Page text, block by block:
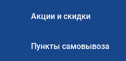
Акции и скидки
Пункты самовывоза